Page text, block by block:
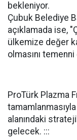
bekleniyor.
Çubuk Belediye
açıklamada ise,
ülkemize değer
olmasını
ProTürk Plazma
alanındaki
gelecek. :::